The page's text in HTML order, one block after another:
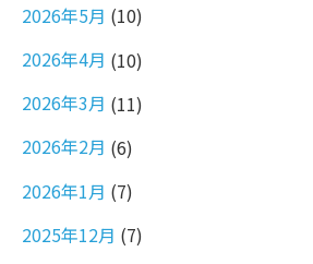
2026年5月 (10)
2026年4月 (10)
2026年3月 (11)
2026年2月 (6)
2026年1月 (7)
2025年12月 (7)